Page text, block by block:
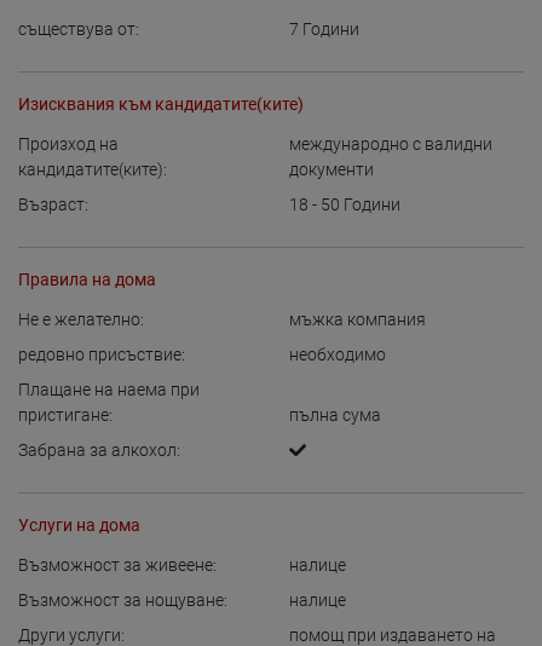
съществува от: 7 Години
Изисквания към кандидатите(ките)
Произход на
кандидатите(ките):
международно с валидни
документи
Възраст:
18 - 50 Години
Правила на дома
Не е желателно:
мъжка компания
редовно присъствие:
необходимо
Плащане на наема при
пристигане:
пълна сума
Забрана за алкохол:
Услуги на дома
Възможност за живеене:
налице
Възможност за нощуване:
налице
Други услуги:
помощ при издаването на